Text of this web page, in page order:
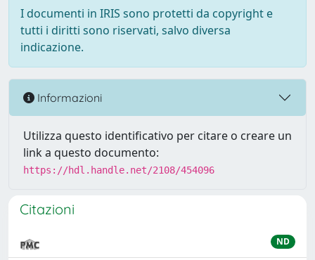
I documenti in IRIS sono protetti da copyright e
tutti i diritti sono riservati, salvo diversa
indicazione.
Informazioni
Utilizza questo identificativo per citare o creare un
link a questo documento:
https://hdl.handle.net/2108/454096
Citazioni
ND